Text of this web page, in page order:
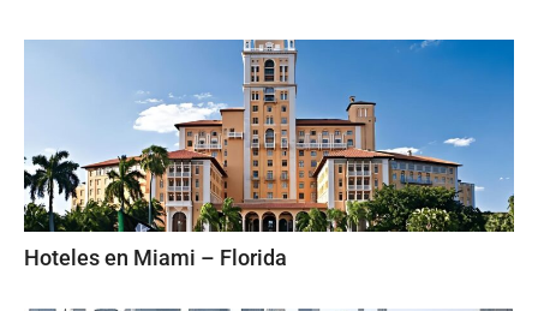
Hoteles en Miami – Florida